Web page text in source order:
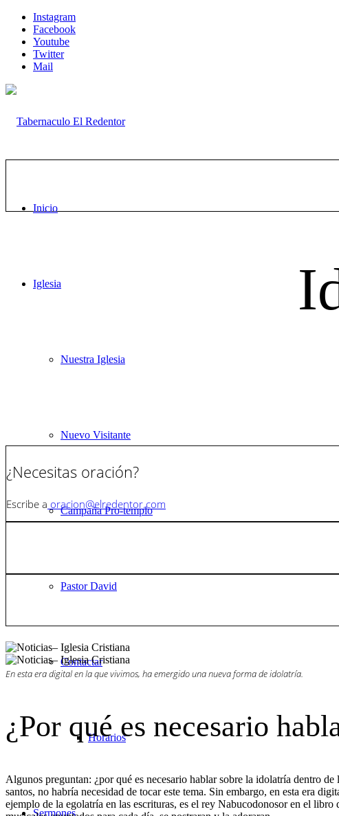
Instagram
Facebook
Youtube
Twitter
Mail
Inicio
Iglesia
Nuestra Iglesia
Nuevo Visitante
Campaña Pro-templo
Pastor David
Contactar
Horarios
Sermones
¿Necesitas oración?
Escribe a oracion@elredentor.com
En esta era digital en la que vivimos, ha emergido una nueva forma de idolatría.
¿Por qué es necesario
Algunos preguntan: ¿por qué es necesario hablar sobre la idolatría dentro
santos, no habría necesidad de tocar este tema. Sin embargo, en esta era
ejemplo de la egolatría en las escrituras, es el rey Nabucodonosor en el